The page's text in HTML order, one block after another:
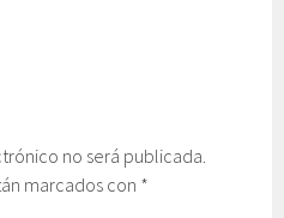
no será publicada.
marcados con *